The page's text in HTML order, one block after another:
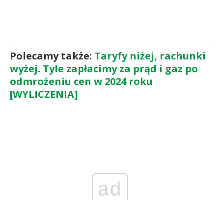
Polecamy także: Taryfy niżej, rachunki
wyżej. Tyle zapłacimy za prąd i gaz po
odmrożeniu cen w 2024 roku
[WYLICZENIA]
ad